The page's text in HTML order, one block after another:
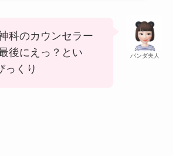
パンダ夫人
科のカウンセラー
後にえっ？とい
っくり